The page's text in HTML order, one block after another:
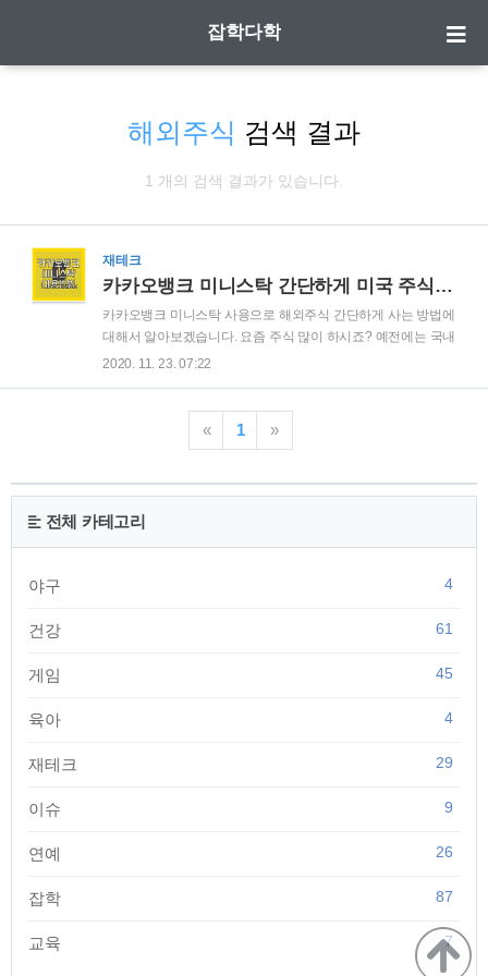
잡학다학
해외주식 검색 결과
1 개의 검색 결과가 있습니다.
재테크
카카오뱅크 미니스탁 간단하게 미국 주식 사는 방법
카카오뱅크 미니스탁 사용으로 해외주식 간단하게 사는 방법에
대해서 알아보겠습니다. 요즘 주식 많이 하시죠? 예전에는 국내
주식도 사는 방법을 몰라서 안했는데,, 요즘은 해외주식도 살수
해외주식을 가장 쉽고 소액으로도 55만원의 테슬라 주주가 될
수 있는 방법이 있습니다. 어떻게 하는지 설명해 드리겠습니다.
한국투자증권과 협업하여 좀 더 쉽고 빠르게 간단하게 주식거
래를 할 수 있도록 연결되었습니다. 카카오뱅크 화면에서 오른
쪽하단 점세개 메뉴를 선택해주세요. 메뉴 중에 '해외주식 투
2020. 11. 23. 07:22
« 1 »
전체 카테고리
야구 4
건강 61
게임 45
육아 4
재테크 29
이슈 9
연예 26
잡학 87
교육 7